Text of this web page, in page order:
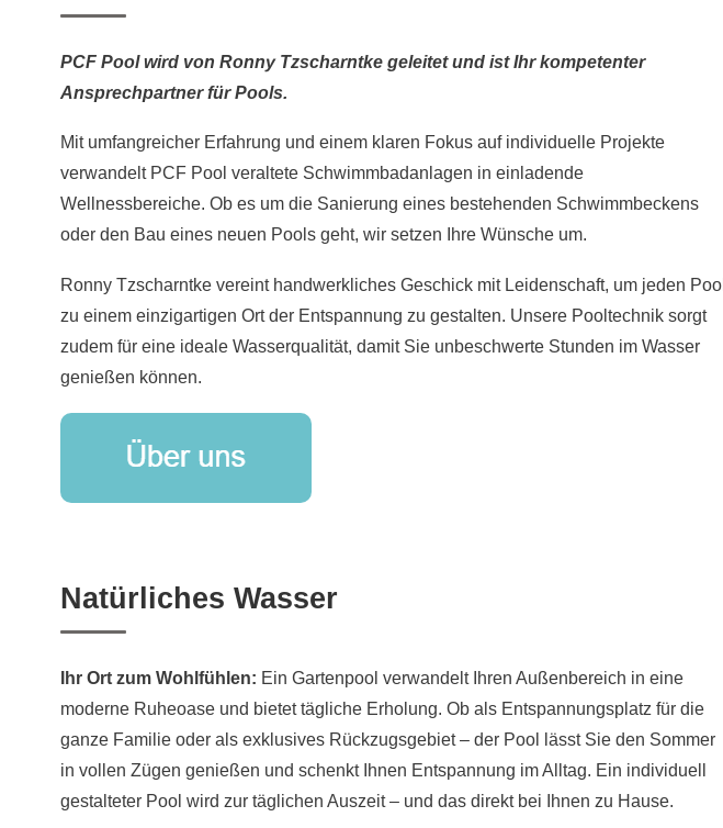
PCF Pool wird von Ronny Tzscharntke geleitet und ist Ihr kompetenter
Ansprechpartner für Pools.
Mit umfangreicher Erfahrung und einem klaren Fokus auf individuelle Projekte
verwandelt PCF Pool veraltete Schwimmbadanlagen in einladende
Wellnessbereiche. Ob es um die Sanierung eines bestehenden Schwimmbeckens
oder den Bau eines neuen Pools geht, wir setzen Ihre Wünsche um.
Ronny Tzscharntke vereint handwerkliches Geschick mit Leidenschaft, um jeden Pool
zu einem einzigartigen Ort der Entspannung zu gestalten. Unsere Pooltechnik sorgt
zudem für eine ideale Wasserqualität, damit Sie unbeschwerte Stunden im Wasser
genießen können.
Natürliches Wasser
Ihr Ort zum Wohlfühlen: Ein Gartenpool verwandelt Ihren Außenbereich in eine
moderne Ruheoase und bietet tägliche Erholung. Ob als Entspannungsplatz für die
ganze Familie oder als exklusives Rückzugsgebiet – der Pool lässt Sie den Sommer
in vollen Zügen genießen und schenkt Ihnen Entspannung im Alltag. Ein individuell
gestalteter Pool wird zur täglichen Auszeit – und das direkt bei Ihnen zu Hause.